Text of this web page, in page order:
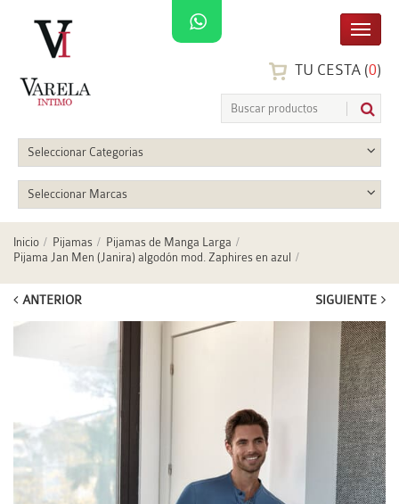
TU CESTA (0)
Seleccionar Categorias
Seleccionar Marcas
Inicio Pijamas
Pijamas de Manga Larga
Pijama Jan Men (Janira) algodón mod. Zaphires en azul
ANTERIOR SIGUIENTE